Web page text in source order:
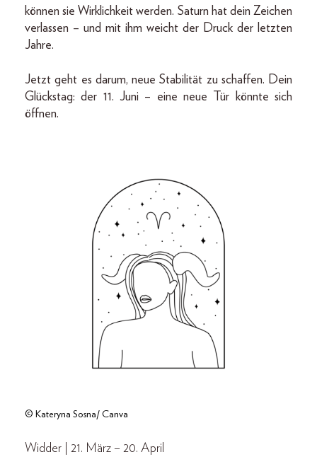
können sie Wirklichkeit werden. Saturn hat dein Zeichen
verlassen – und mit ihm weicht der Druck der letzten
Jahre.
Jetzt geht es darum, neue Stabilität zu schaffen. Dein
Glückstag: der 11. Juni – eine neue Tür könnte sich
öffnen.
© Kateryna Sosna/ Canva
Widder | 21. März – 20. April